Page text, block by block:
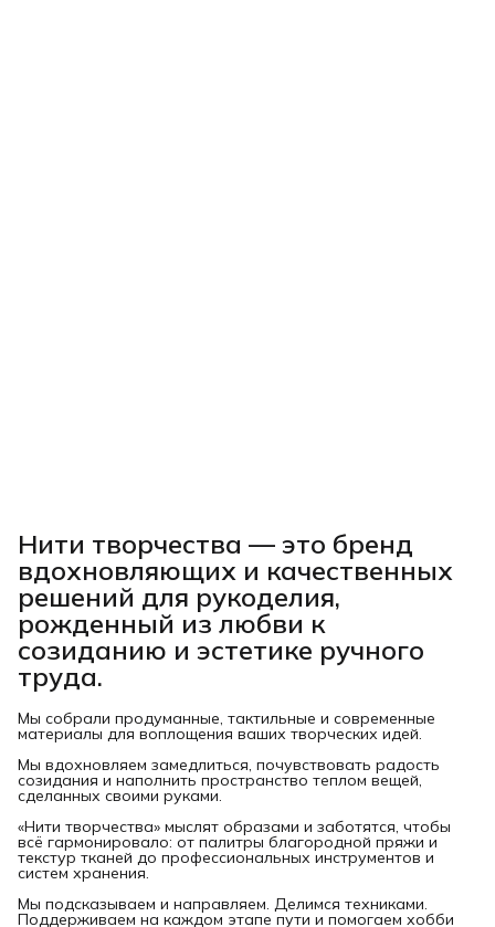
Нити творчества — это бренд
вдохновляющих и качественных
решений для рукоделия,
рожденный из любви к
созиданию и эстетике ручного
труда.
Мы собрали продуманные, тактильные и современные
материалы для воплощения ваших творческих идей.
Мы вдохновляем замедлиться, почувствовать радость
созидания и наполнить пространство теплом вещей,
сделанных своими руками.
«Нити творчества» мыслят образами и заботятся, чтобы
всё гармонировало: от палитры благородной пряжи и
текстур тканей до профессиональных инструментов и
систем хранения.
Мы подсказываем и направляем. Делимся техниками.
Поддерживаем на каждом этапе пути и помогаем хобби